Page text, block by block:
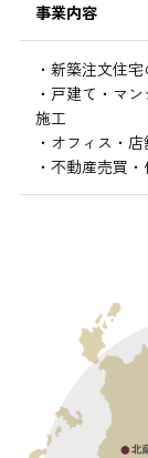
事業内容
・新築注文住
・戸建て・マ
施工
・オフィス・
・不動産売買